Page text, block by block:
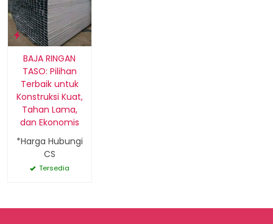
BAJA RINGAN
TASO: Pilihan
Terbaik untuk
Konstruksi Kuat,
Tahan Lama,
dan Ekonomis
*Harga Hubungi
CS
Tersedia